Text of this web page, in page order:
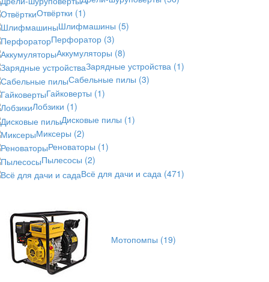
Отвёртки (1)
Шлифмашины (5)
Перфоратор (3)
Аккумуляторы (8)
Зарядные устройства (1)
Сабельные пилы (3)
Гайковерты (1)
Лобзики (1)
Дисковые пилы (1)
Миксеры (2)
Реноваторы (1)
Пылесосы (2)
Всё для дачи и сада (471)
Мотопомпы (19)